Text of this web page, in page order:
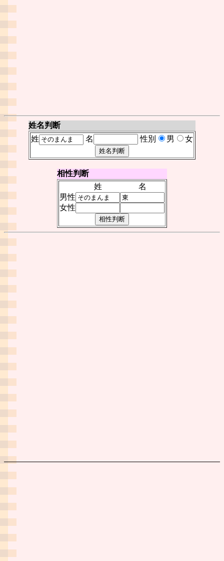
姓名判断
姓
名 性別 男 女
相性判断
姓
名
男性
女性